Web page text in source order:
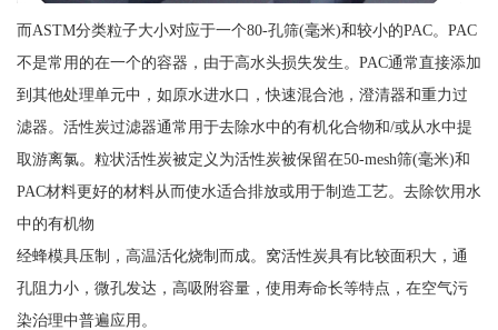
而ASTM分类粒子大小对应于一个80-孔筛(毫米)和较小的PAC。PAC
不是常用的在一个的容器，由于高水头损失发生。PAC通常直接添加
到其他处理单元中，如原水进水口，快速混合池，澄清器和重力过
滤器。活性炭过滤器通常用于去除水中的有机化合物和/或从水中提
取游离氯。粒状活性炭被定义为活性炭被保留在50-mesh筛(毫米)和
PAC材料更好的材料从而使水适合排放或用于制造工艺。去除饮用水
中的有机物
经蜂模具压制，高温活化烧制而成。窝活性炭具有比较面积大，通
孔阻力小，微孔发达，高吸附容量，使用寿命长等特点，在空气污
染治理中普遍应用。